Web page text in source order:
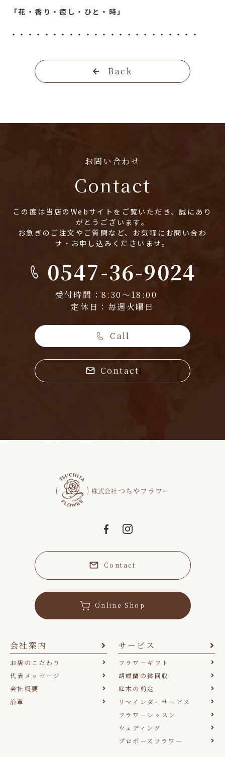
「花・香り・癒し・ひと・時」
・・・・・・・・・・・・・・・・・・・・・・・
Back
お問い合わせ
Contact
この度は当店のWebサイトをご覧いただき、誠にあり
がとうございます。
お急ぎのご注文やご質問など、お気軽にお問い合わ
せ・お申し込みくださいませ。
0547-36-9024
受付時間：8:30～18:00
定休日：毎週火曜日
Call
Contact
Contact
Online Shop
会社案内
お店のこだわり
代表メッセージ
会社概要
沿革
サービス
フラワーギフト
胡蝶蘭の鉢回収
庭木の剪定
リマインダーサービス
フラワーレッスン
ウェディング
プロポーズフラワー